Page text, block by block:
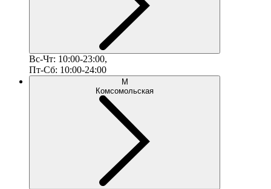
Вс-Чт: 10:00-23:00,
Пт-Сб: 10:00-24:00
М
Комсомольская